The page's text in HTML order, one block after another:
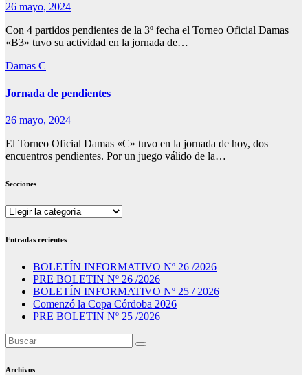
26 mayo, 2024
Con 4 partidos pendientes de la 3º fecha el Torneo Oficial Damas
«B3» tuvo su actividad en la jornada de…
Damas C
Jornada de pendientes
26 mayo, 2024
El Torneo Oficial Damas «C» tuvo en la jornada de hoy, dos
encuentros pendientes. Por un juego válido de la…
Secciones
Secciones
Entradas recientes
BOLETÍN INFORMATIVO Nº 26 /2026
PRE BOLETIN Nº 26 /2026
BOLETÍN INFORMATIVO Nº 25 / 2026
Comenzó la Copa Córdoba 2026
PRE BOLETIN Nº 25 /2026
Archivos